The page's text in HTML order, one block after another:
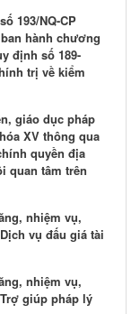
193/NQ-CP
hành chương
định số 189-
trị về kiểm
giáo dục pháp
XV thông qua
quyền địa
quan tâm trên
nhiệm vụ,
vụ đấu giá tài
nhiệm vụ,
giúp pháp lý